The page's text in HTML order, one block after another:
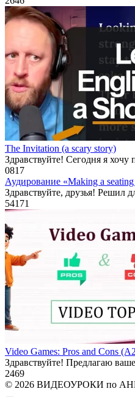
The Invitation (a scary story)
Здравствуйте! Сегодня я хочу
0817
Аудирование «Making a
Здравствуйте, друзья! Решил
54171
Video Games: Pros and Cons
Здравствуйте! Предлагаю
2469
© 2026 ВИДЕОУРОКИ по